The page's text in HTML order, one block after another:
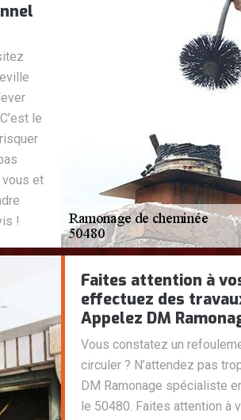
le
vous et
!
Faites attention à
effectuez des
Appelez DM
Vous constatez un
circuler ? N’attendez pas
DM Ramonage spécialiste
le 50480. Faites attention à